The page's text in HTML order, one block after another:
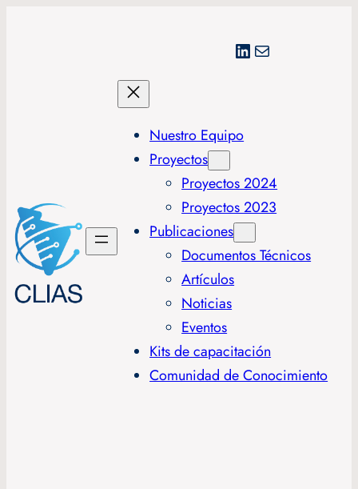
LinkedIn
Correo electrónico
Nuestro Equipo
Proyectos
Proyectos 2024
Proyectos 2023
Publicaciones
Documentos Técnicos
Artículos
Noticias
Eventos
Kits de capacitación
Comunidad de Conocimiento